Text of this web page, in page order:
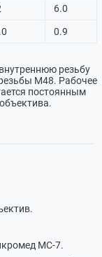
6.0
0.9
резьбу
М48. Рабочее
постоянным
МС-7.